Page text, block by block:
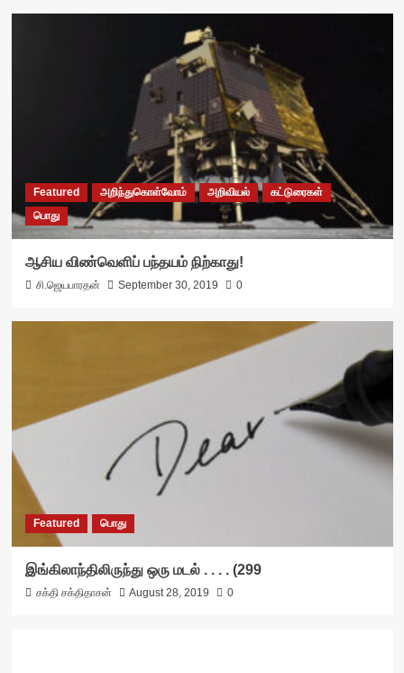
Featured அறிந்துகொள்வோம் அறிவியல்
கட்டுரைகள்
பொது
ஆசிய விண்வெளிப் பந்தயம் நிற்காது!
சி.ஜெயபாரதன் September 30, 2019 0
Featured பொது
இங்கிலாந்திலிருந்து ஒரு மடல் . . . . (299
சக்தி சக்திதாசன் August 28, 2019 0